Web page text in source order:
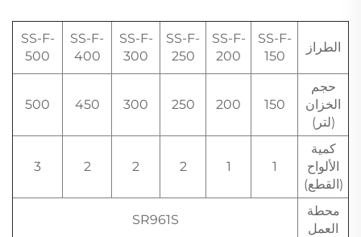
الطراز
SS-F-
150
SS-F-
200
SS-F-
250
SS-F-
300
SS-F-
400
SS-F-
500
حجم
الخزان
(لتر)
150
200
250
300
450
500
كمية
الألواح
(القطع)
1
1
2
2
2
3
محطة
العمل
SR961S